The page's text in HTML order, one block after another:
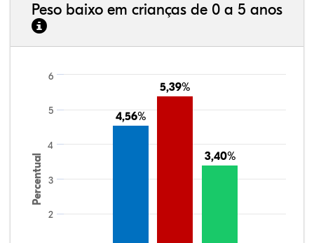
Peso baixo em crianças de 0 a 5 anos
Percentual
4,56%
4,56%
5,39%
5,39%
3,40%
3,40%
2
3
4
5
6